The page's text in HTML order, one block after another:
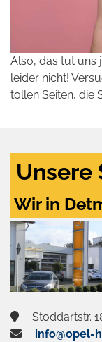
Also, das tut uns
leider nicht!
tollen Seiten, die
Unsere
Wir in
Stoddartstr.
info@opel-